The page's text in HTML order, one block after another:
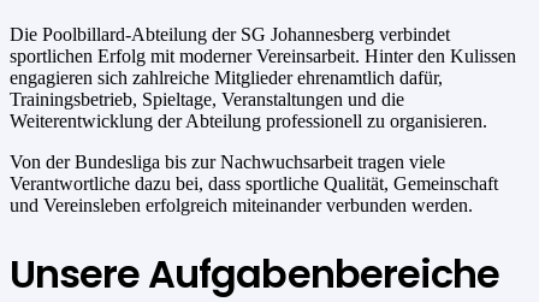
Die Poolbillard-Abteilung der SG Johannesberg verbindet
sportlichen Erfolg mit moderner Vereinsarbeit. Hinter den Kulissen
engagieren sich zahlreiche Mitglieder ehrenamtlich dafür,
Trainingsbetrieb, Spieltage, Veranstaltungen und die
Weiterentwicklung der Abteilung professionell zu organisieren.
Von der Bundesliga bis zur Nachwuchsarbeit tragen viele
Verantwortliche dazu bei, dass sportliche Qualität, Gemeinschaft
und Vereinsleben erfolgreich miteinander verbunden werden.
Unsere Aufgabenbereiche